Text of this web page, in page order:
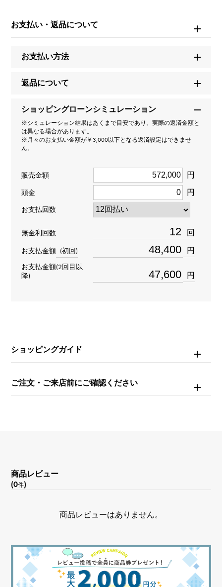
アルファ
男女兼用
種類
イニシャル × ペンヘッド
材質
K18ピンクゴールド
石種
ダイヤモンド 約0.370ct
モチーフサイズ
お支払い・返品について
お支払い方法
返品について
ショッピングローンシミュレーション
※シミュレーション結果はあくまで目安であり、実際の返済金額と
は異なる場合があります。
※月々のお支払い金額が￥3,000以下となる返済設定はできませ
ん。
販売金額 円
頭金 円
お支払回数
無金利回数 回
お支払金額 (初回) 円
お支払金額(2回目以
降)
円
ショッピングガイド
ご注文・ご来店前にご確認ください
商品レビュー
(0件)
商品レビューはありません。